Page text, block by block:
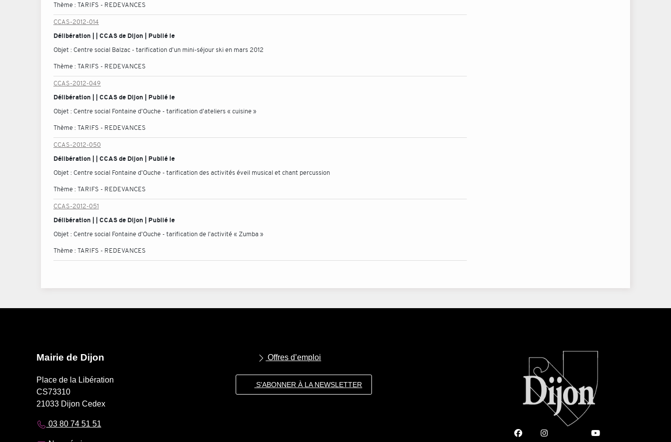
Thème :TARIFS - REDEVANCES
CCAS-2012-014
Délibération | | CCAS de Dijon | Publié le
Objet : Centre social Balzac - tarification d'un mini-séjour ski en mars 2012
Thème :TARIFS - REDEVANCES
CCAS-2012-049
Délibération | | CCAS de Dijon | Publié le
Objet : Centre social Fontaine d'Ouche - tarification d'ateliers « cuisine »
Thème :TARIFS - REDEVANCES
CCAS-2012-050
Délibération | | CCAS de Dijon | Publié le
Objet : Centre social Fontaine d'Ouche - tarification des activités éveil musical et chant percussion
Thème :TARIFS - REDEVANCES
CCAS-2012-051
Délibération | | CCAS de Dijon | Publié le
Objet : Centre social Fontaine d'Ouche - tarification de l'activité « Zumba »
Thème :TARIFS - REDEVANCES
Mairie de Dijon
Place de la Libération
CS73310
21033 Dijon Cedex
03 80 74 51 51
Offres d’emploi
S'ABONNER À LA NEWSLETTER